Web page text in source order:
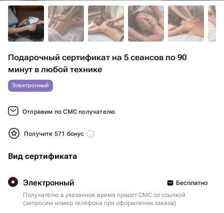
Подарочный сертификат на 5 сеансов по 90
минут в любой технике
Электронный
Отправим по СМС получателю
Получите 571 бонус
Вид сертификата
Электронный
Бесплатно
Получателю в указанное время придет СМС со ссылкой
(запросим номер телефона при оформлении заказа)